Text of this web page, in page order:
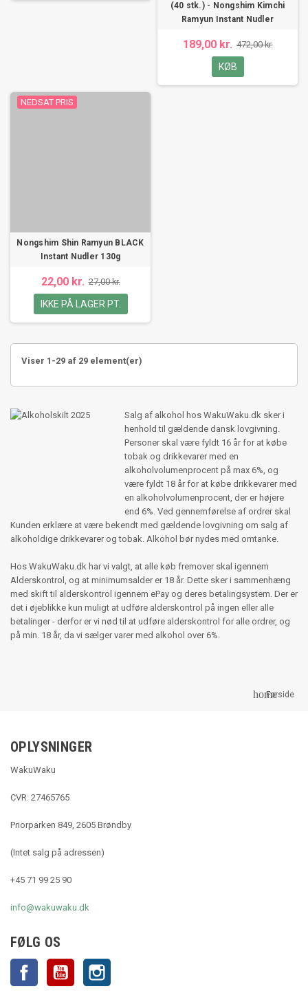
(40 stk.) - Nongshim Kimchi
Ramyun Instant Nudler
189,00 kr. 472,00 kr.
KØB
NEDSAT PRIS
Nongshim Shin Ramyun BLACK
Instant Nudler 130g
22,00 kr. 27,00 kr.
IKKE PÅ LAGER PT.
Viser 1-29 af 29 element(er)
Salg af alkohol hos WakuWaku.dk sker i
henhold til gældende dansk lovgivning.
Personer skal være fyldt 16 år for at købe
tobak og drikkevarer med en
alkoholvolumenprocent på max 6%, og
være fyldt 18 år for at købe drikkevarer med
en alkoholvolumenprocent, der er højere
end 6%. Ved gennemførelse af ordrer skal
Kunden erklære at være bekendt med gældende lovgivning om salg af
alkoholdige drikkevarer og tobak. Alkohol bør nydes med omtanke.
Hos WakuWaku.dk har vi valgt, at alle køb fremover skal igennem
Alderskontrol, og at minimumsalder er 18 år. Dette sker i sammenhæng
med skift til alderskontrol igennem ePay og deres betalingsystem. Der er
det i øjeblikke kun muligt at udføre alderskontrol på ingen eller alle
betalinger - derfor er vi nød til at udføre alderskontrol for alle ordrer, og
på min. 18 år, da vi sælger varer med alkohol over 6%.
homeForside
OPLYSNINGER
WakuWaku
CVR: 27465765
Priorparken 849, 2605 Brøndby
(Intet salg på adressen)
+45 71 99 25 90
info@wakuwaku.dk
FØLG OS
Facebook YouTube